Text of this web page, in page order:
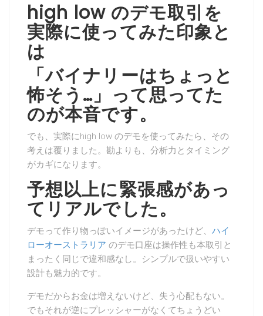
high low のデモ取引を
実際に使ってみた印象と
は
「バイナリーはちょっと
怖そう…」って思ってた
のが本音です。
でも、実際にhigh low のデモを使ってみたら、その
考えは覆りました。勘よりも、分析力とタイミング
がカギになります。
予想以上に緊張感があっ
てリアルでした。
デモって作り物っぽいイメージがあったけど、 ハイ
ローオーストラリア のデモ口座は操作性も本取引と
まったく同じで違和感なし。シンプルで扱いやすい
設計も魅力的です。
デモだからお金は増えないけど、失う心配もない。
でもそれが逆にプレッシャーがなくてちょうどい